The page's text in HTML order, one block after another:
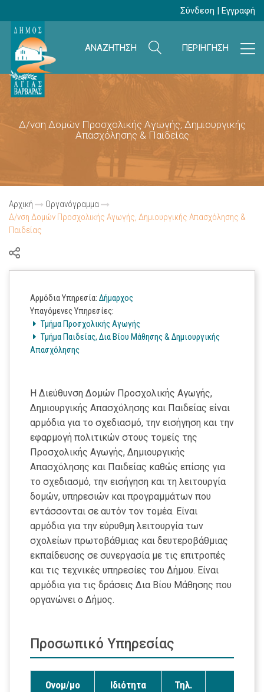
Σύνδεση | Εγγραφή
ΑΝΑΖΗΤΗΣΗ ΠΕΡΙΗΓΗΣΗ
Δ/νση Δομών Προσχολικής Αγωγής, Δημιουργικής
Απασχόλησης & Παιδείας
Αρχική
Οργανόγραμμα
Δ/νση Δομών Προσχολικής Αγωγής, Δημιουργικής Απασχόλησης &
Παιδείας
Αρμόδια Υπηρεσία: Δήμαρχος
Υπαγόμενες Υπηρεσίες:
Τμήμα Προσχολικής Αγωγής
Τμήμα Παιδείας, Δια Βίου Μάθησης & Δημιουργικής
Απασχόλησης
Η Διεύθυνση Δομών Προσχολικής Αγωγής,
Δημιουργικής Απασχόλησης και Παιδείας είναι
αρμόδια για το σχεδιασμό, την εισήγηση και την
εφαρμογή πολιτικών στους τομείς της
Προσχολικής Αγωγής, Δημιουργικής
Απασχόλησης και Παιδείας καθώς επίσης για
το σχεδιασμό, την εισήγηση και τη λειτουργία
δομών, υπηρεσιών και προγραμμάτων που
εντάσσονται σε αυτόν τον τομέα. Είναι
αρμόδια για την εύρυθμη λειτουργία των
σχολείων πρωτοβάθμιας και δευτεροβάθμιας
εκπαίδευσης σε συνεργασία με τις επιτροπές
και τις τεχνικές υπηρεσίες του Δήμου. Είναι
αρμόδια για τις δράσεις Δια Βίου Μάθησης που
οργανώνει ο Δήμος.
Προσωπικό Υπηρεσίας
Ονομ/μο Ιδιότητα Τηλ.